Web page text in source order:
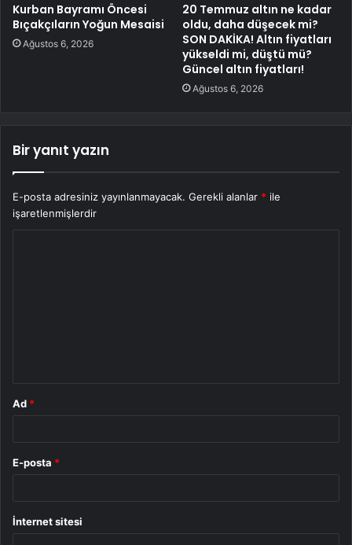
Kurban Bayramı Öncesi
Bıçakçıların Yoğun Mesaisi
Ağustos 6, 2026
20 Temmuz altın ne kadar
oldu, daha düşecek mi?
SON DAKİKA! Altın fiyatları
yükseldi mi, düştü mü?
Güncel altın fiyatları!
Ağustos 6, 2026
Bir yanıt yazın
E-posta adresiniz yayınlanmayacak. Gerekli alanlar * ile
işaretlenmişlerdir
Ad *
E-posta *
İnternet sitesi